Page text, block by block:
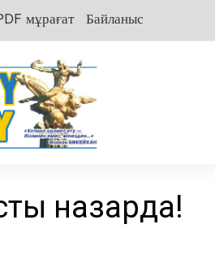
мұрағат Байланыс
назарда!